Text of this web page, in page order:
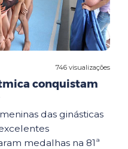
746 visualizações
conquistam
das ginásticas
medalhas na 81ª